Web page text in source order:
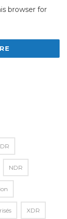
browser for
NDR
XDR